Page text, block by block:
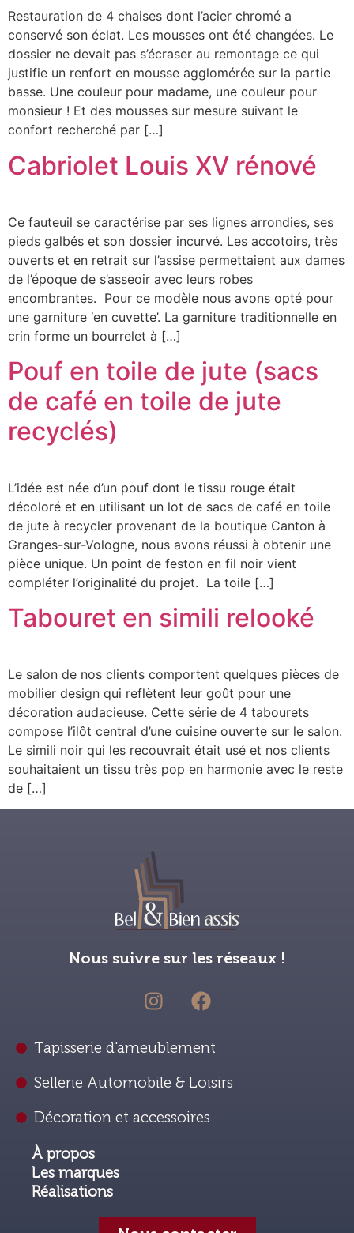
Restauration de 4 chaises dont l’acier chromé a
conservé son éclat. Les mousses ont été changées. Le
dossier ne devait pas s’écraser au remontage ce qui
justifie un renfort en mousse agglomérée sur la partie
basse. Une couleur pour madame, une couleur pour
monsieur ! Et des mousses sur mesure suivant le
confort recherché par […]
Cabriolet Louis XV rénové
Ce fauteuil se caractérise par ses lignes arrondies, ses
pieds galbés et son dossier incurvé. Les accotoirs, très
ouverts et en retrait sur l’assise permettaient aux dames
de l’époque de s’asseoir avec leurs robes
encombrantes. Pour ce modèle nous avons opté pour
une garniture ‘en cuvette’. La garniture traditionnelle en
crin forme un bourrelet à […]
Pouf en toile de jute (sacs
de café en toile de jute
recyclés)
L’idée est née d’un pouf dont le tissu rouge était
décoloré et en utilisant un lot de sacs de café en toile
de jute à recycler provenant de la boutique Canton à
Granges-sur-Vologne, nous avons réussi à obtenir une
pièce unique. Un point de feston en fil noir vient
compléter l’originalité du projet. La toile […]
Tabouret en simili relooké
Le salon de nos clients comportent quelques pièces de
mobilier design qui reflètent leur goût pour une
décoration audacieuse. Cette série de 4 tabourets
compose l’ilôt central d’une cuisine ouverte sur le salon.
Le simili noir qui les recouvrait était usé et nos clients
souhaitaient un tissu très pop en harmonie avec le reste
de […]
Nous suivre sur les réseaux !
Tapisserie d'ameublement
Sellerie Automobile & Loisirs
Décoration et accessoires
À propos
Les marques
Réalisations